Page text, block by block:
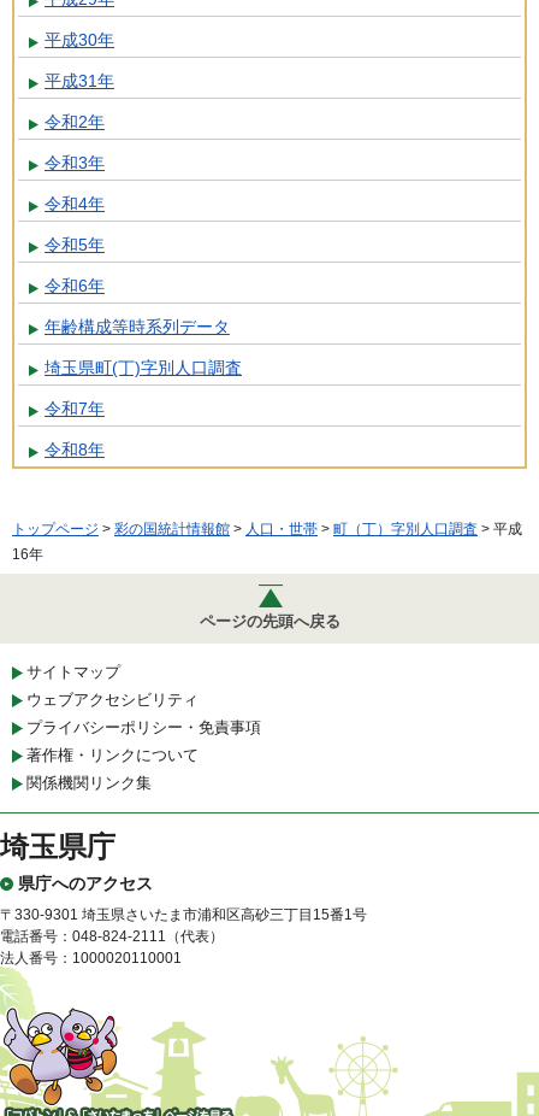
平成30年
平成31年
令和2年
令和3年
令和4年
令和5年
令和6年
年齢構成等時系列データ
埼玉県町(丁)字別人口調査
令和7年
令和8年
トップページ > 彩の国統計情報館 > 人口・世帯 > 町（丁）字別人口調査 > 平成
16年
ページの先頭へ戻る
サイトマップ
ウェブアクセシビリティ
プライバシーポリシー・免責事項
著作権・リンクについて
関係機関リンク集
埼玉県庁
県庁へのアクセス
〒330-9301 埼玉県さいたま市浦和区高砂三丁目15番1号
電話番号：048-824-2111（代表）
法人番号：1000020110001